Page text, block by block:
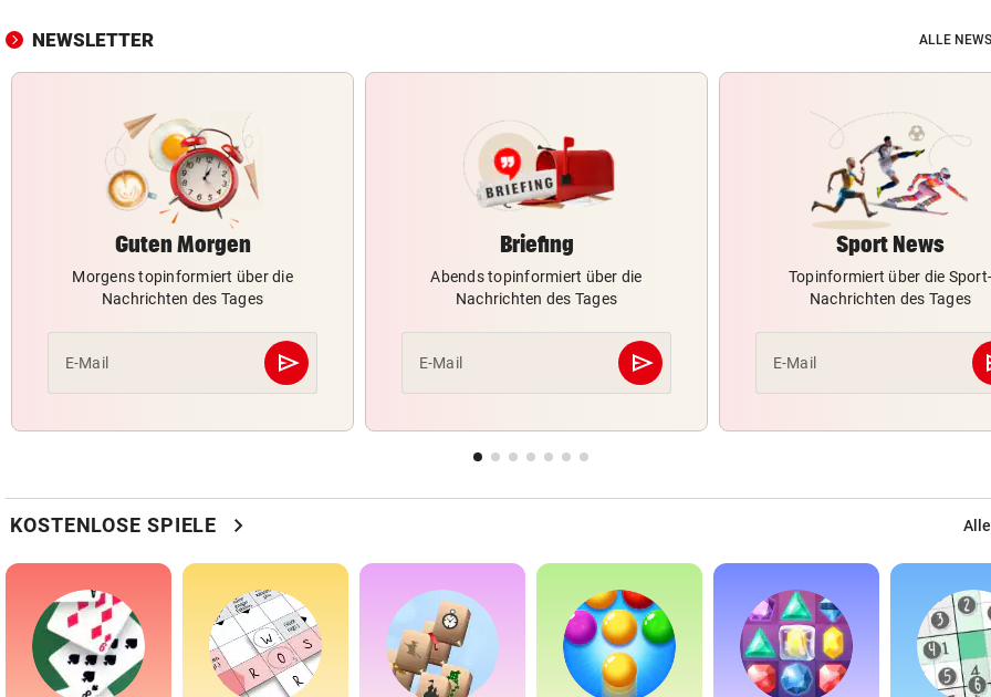
NEWSLETTER ALLE
Guten Morgen
Morgens topinformiert über die
Nachrichten des Tages
E-Mail send
Abschicken
Briefing
Abends topinformiert über die
Nachrichten des Tages
E-Mail send
Abschicken
Sport News
Topinformiert über die Sport-
Nachrichten des Tages
E-Mail
KOSTENLOSE SPIELE chevron_right